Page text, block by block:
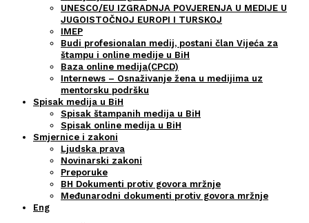
UNESCO/EU IZGRADNJA POVJERENJA U MEDIJE U
JUGOISTOČNOJ EUROPI I TURSKOJ
IMEP
Budi profesionalan medij, postani član Vijeća za
štampu i online medije u BiH
Baza online medija(CPCD)
Internews – Osnaživanje žena u medijima uz
mentorsku podršku
Spisak medija u BiH
Spisak štampanih medija u BiH
Spisak online medija u BiH
Smjernice i zakoni
Ljudska prava
Novinarski zakoni
Preporuke
BH Dokumenti protiv govora mržnje
Međunarodni dokumenti protiv govora mržnje
Eng